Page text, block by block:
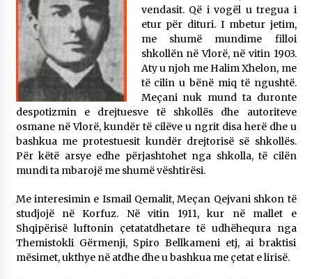
KALLARATI NË AKSIONET KOMBËTARE PËR
RINDËRTIMIN E VENDIT – NGA ÇIZE XHAFERAJ
22/09/2025
– ËNGJËLL HASIMAJ – “KUJTIMET E MIA PËR
KALLARATIN SI MËSUES I MATEMATIKËS, POR
EDHE SI NJË BANOR I PËRKOHSHËM I TIJ”
12/09/2025
Gazeta Kallarati nr. 114
06/02/2025
vendasit. Që i vogël u tregua i
etur për dituri. I mbetur jetim,
me shumë mundime filloi
shkollën në Vlorë, në vitin 1903.
Aty u njoh me Halim Xhelon, me
të cilin u bënë miq të ngushtë.
Meçani nuk mund ta duronte
despotizmin e drejtuesve të shkollës dhe autoriteve
osmane në Vlorë, kundër të cilëve u ngrit disa herë dhe u
bashkua me protestuesit kundër drejtorisë së shkollës.
Për këtë arsye edhe përjashtohet nga shkolla, të cilën
mundi ta mbarojë me shumë vështirësi.
Me interesimin e Ismail Qemalit, Meçan Qejvani shkon të
studjojë në Korfuz. Në vitin 1911, kur në mallet e
Shqipërisë luftonin çetatatdhetare të udhëhequra nga
Themistokli Gërmenji, Spiro Bellkameni etj, ai braktisi
mësimet, ukthye në atdhe dhe u bashkua me çetat e lirisë.